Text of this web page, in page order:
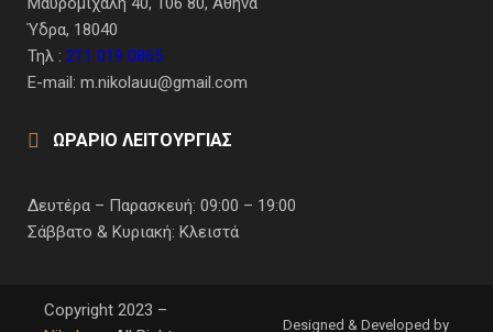
Ύδρα, 18040
Τηλ : 211 019 0865
E-mail: m.nikolauu@gmail.com
ΩΡΑΡΙΟ ΛΕΙΤΟΥΡΓΙΑΣ
Δευτέρα – Παρασκευή: 09:00 – 19:00
Σάββατο & Κυριακή: Κλειστά
Copyright 2023 –
Designed & Developed by